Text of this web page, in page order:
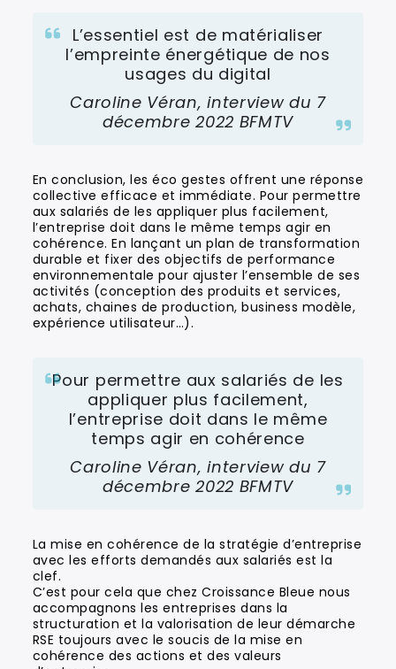
L’essentiel est de matérialiser
l’empreinte énergétique de nos
usages du digital
Caroline Véran, interview du 7
décembre 2022 BFMTV
En conclusion, les éco gestes offrent une réponse
collective efficace et immédiate. Pour permettre
aux salariés de les appliquer plus facilement,
l’entreprise doit dans le même temps agir en
cohérence. En lançant un plan de transformation
durable et fixer des objectifs de performance
environnementale pour ajuster l’ensemble de ses
activités (conception des produits et services,
achats, chaines de production, business modèle,
expérience utilisateur…).
Pour permettre aux salariés de les
appliquer plus facilement,
l’entreprise doit dans le même
temps agir en cohérence
Caroline Véran, interview du 7
décembre 2022 BFMTV
La mise en cohérence de la stratégie d’entreprise
avec les efforts demandés aux salariés est la
clef.
C’est pour cela que chez Croissance Bleue nous
accompagnons les entreprises dans la
structuration et la valorisation de leur démarche
RSE toujours avec le soucis de la mise en
cohérence des actions et des valeurs